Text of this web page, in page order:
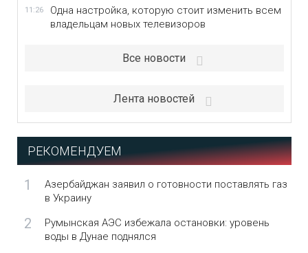
11:26
Одна настройка, которую стоит изменить всем
владельцам новых телевизоров
Все новости
Лента новостей
РЕКОМЕНДУЕМ
1
Азербайджан заявил о готовности поставлять газ
в Украину
2
Румынская АЭС избежала остановки: уровень
воды в Дунае поднялся